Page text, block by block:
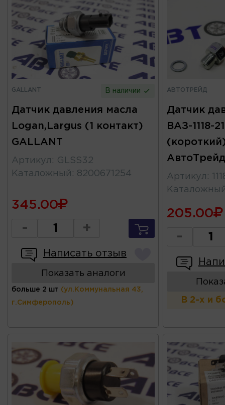
GALLANT В наличии
Датчик давления масла
Logan,Largus (1 контакт)
GALLANT
Артикул : GLSS32
Каталожный : 8200671254
345.00
- +
Написать отзыв
Показать аналоги
больше 2 шт (ул.Коммунальная 43,
г.Симферополь)
АВТОТРЕЙД
Датчик
ВАЗ-1118-
АвтоТрейд
Артикул :
205.00
-
В 2-х и